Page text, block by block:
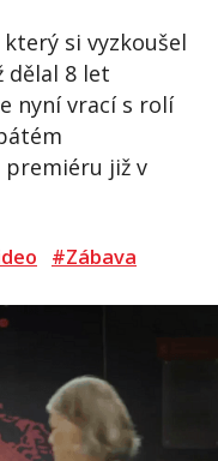
si vyzkoušel
dělal 8 let
nyní vrací s rolí
již v
#Zábava